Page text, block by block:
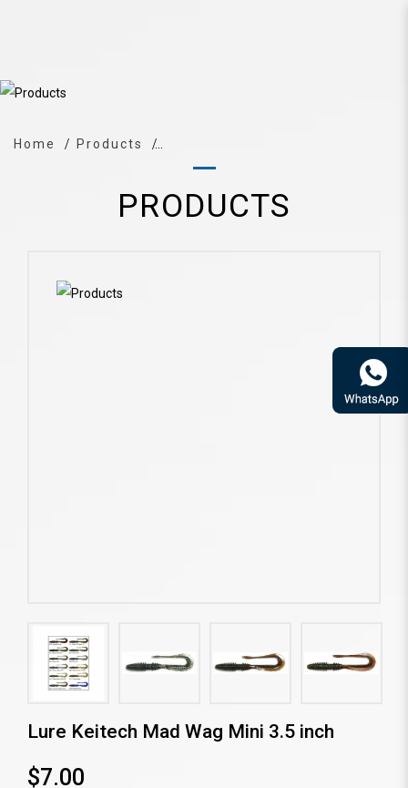
Lure Keitech Mad Wag Mini 3.5 inch
Home Products
PRODUCTS
Lure Keitech Mad Wag Mini 3.5 inch
$7.00